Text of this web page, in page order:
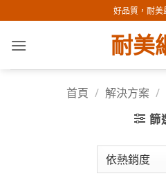
to
content
好品質，耐美
耐美
首頁 / 解決方案 /
篩